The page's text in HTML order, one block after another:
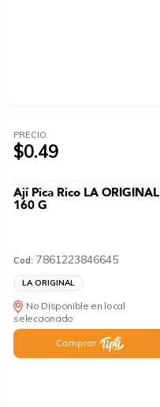
PRECIO
$0.49
Ají Pica Rico LA ORIGINAL
160 G
Cod: 7861223846645
LA ORIGINAL
No Disponible en local
seleccionado
Comprar